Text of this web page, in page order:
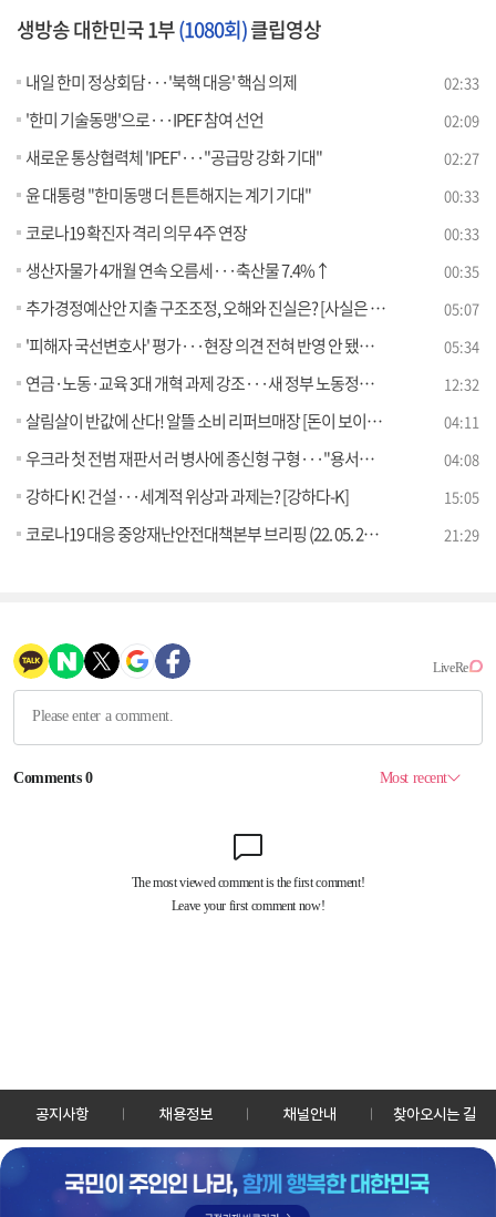
생방송 대한민국 1부(1080회)클립영상
내일 한미 정상회담···'북핵 대응' 핵심 의제 02:33
'한미 기술동맹'으로···IPEF 참여 선언 02:09
새로운 통상협력체 'IPEF'···"공급망 강화 기대" 02:27
윤 대통령 "한미동맹 더 튼튼해지는 계기 기대" 00:33
코로나19 확진자 격리 의무 4주 연장 00:33
생산자물가 4개월 연속 오름세···축산물 7.4%↑ 00:35
추가경정예산안 지출 구조조정, 오해와 진실은? [사실은 이렇습니다] 05:07
'피해자 국선변호사' 평가···현장 의견 전혀 반영 안 됐다? [사실은 이렇습니다] 05:34
연금·노동·교육 3대 개혁 과제 강조···새 정부 노동정책 방향성은? 12:32
살림살이 반값에 산다! 알뜰 소비 리퍼브매장 [돈이 보이는 VCR] 04:11
우크라 첫 전범 재판서 러 병사에 종신형 구형···"용서해달라" [월드 투데이] 04:08
강하다 K! 건설···세계적 위상과 과제는? [강하다-K] 15:05
코로나19 대응 중앙재난안전대책본부 브리핑 (22. 05. 20. 11시) 21:29
공지사항 채용정보 채널안내 찾아오시는 길
30128 세종특별자치시 정부2청사로 13 한국정책방송원 KTV
TEL: 044-204-8000
Copyrightⓒ KTV 국민방송 All Rights Reserved.